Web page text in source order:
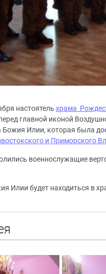
настоятель храма
главной иконой
Илии, которая была
и Приморского
военнослужащие
Илии будет находиться в